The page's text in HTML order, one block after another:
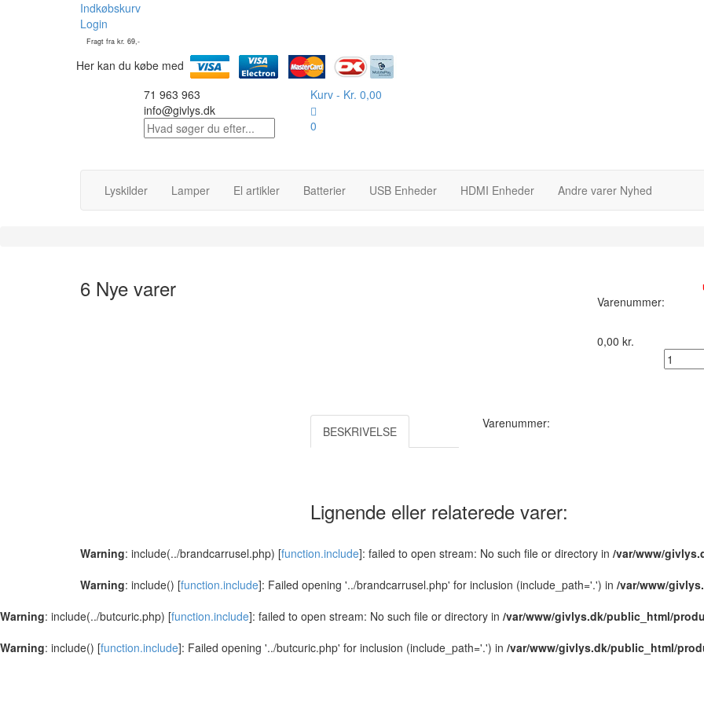
Indkøbskurv
Login
Fragt fra kr. 69,-
Her kan du købe med
71 963 963
info@givlys.dk
Kurv - Kr. 0,00
0
Lyskilder Lamper El artikler Batterier USB Enheder HDMI Enheder Andre varer Nyhed
6 Nye varer Varenummer:
0,00 kr.
BESKRIVELSE
Varenummer:
Lignende eller relaterede varer:
Warning: include(../brandcarrusel.php) [function.include]: failed to open stream: No such file or directory in /var/www/
Warning: include() [function.include]: Failed opening '../brandcarrusel.php' for inclusion (include_path='.') in /var/www/
Warning: include(../butcuric.php) [function.include]: failed to open stream: No such file or directory in /var/www/givlys.dk/public_html/
Warning: include() [function.include]: Failed opening '../butcuric.php' for inclusion (include_path='.') in /var/www/givlys.dk/public_html/